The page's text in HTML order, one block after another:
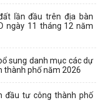
lần đầu trên địa bàn
ngày 11 tháng 12 năm
sung danh mục các dự
thành phố năm 2026
đầu tư công thành phố